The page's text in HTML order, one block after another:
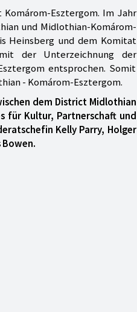
Esztergom. Im Jahr
und Midlothian-Komárom-
Heinsberg und dem Komitat
der Unterzeichnung der
entsprochen. Somit
- Komárom-Esztergom.
dem District Midlothian
für Kultur, Partnerschaft und
Kelly Parry, Holger